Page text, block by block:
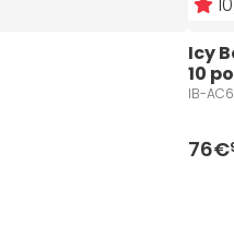
Icy
10
IB-
76€